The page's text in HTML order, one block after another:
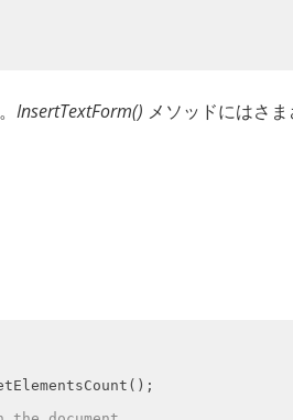
InsertTextForm() メソッドにはさ